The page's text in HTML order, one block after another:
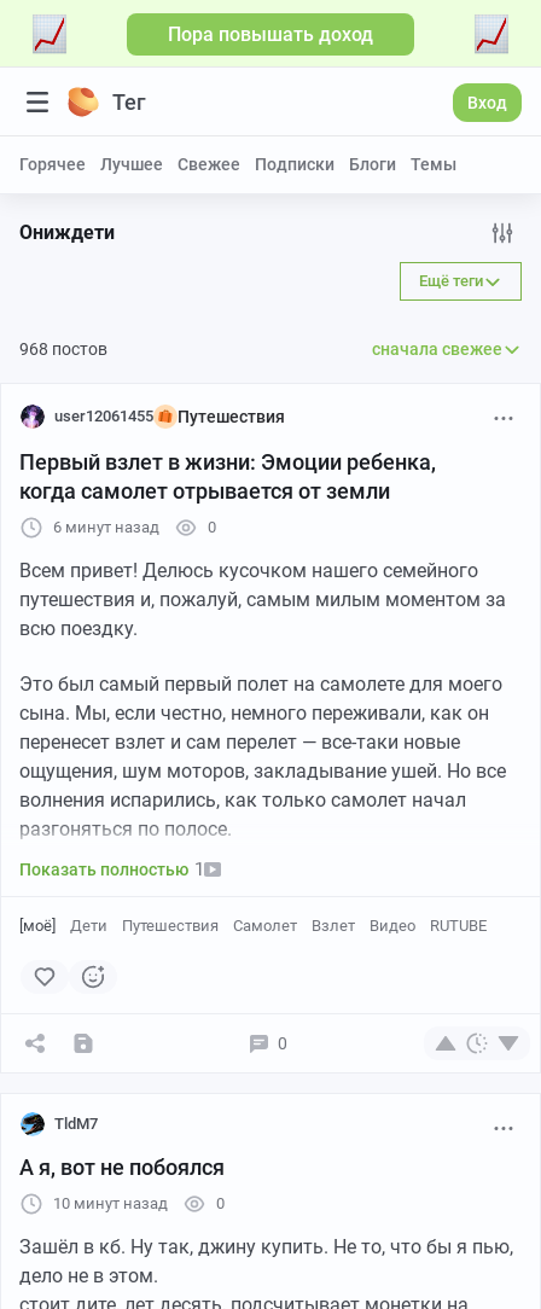
Пора повышать доход
Тег Вход
Горячее Лучшее Свежее Подписки Блоги Темы
Ониждети
Ещё теги
968 постов сначала свежее
user12061455 Путешествия
Первый взлет в жизни: Эмоции ребенка,
когда самолет отрывается от земли
6 минут назад 0
Всем привет! Делюсь кусочком нашего семейного
путешествия и, пожалуй, самым милым моментом за
всю поездку.
Это был самый первый полет на самолете для моего
сына. Мы, если честно, немного переживали, как он
перенесет взлет и сам перелет — все-таки новые
ощущения, шум моторов, закладывание ушей. Но все
волнения испарились, как только самолет начал
разгоняться по полосе.
Показать полностью 1
[моё] Дети Путешествия Самолет Взлет Видео RUTUBE
0
TldM7
А я, вот не побоялся
10 минут назад 0
Зашёл в кб. Ну так, джину купить. Не то, что бы я пью,
дело не в этом.
Больше видео